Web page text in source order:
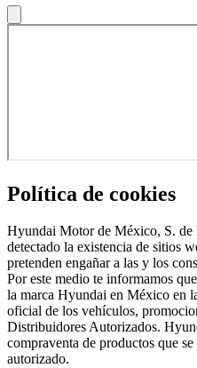
Política de cookies
Hyundai Motor de México, S.
detectado la existencia de sitios
pretenden engañar a las y los
Por este medio te informamos
la marca Hyundai en México en
oficial de los vehículos,
Distribuidores Autorizados.
compraventa de productos que
autorizado.